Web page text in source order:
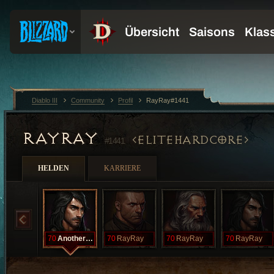
RAYRAY#1441 ELITEHARDCORE
HELDEN KARRIERE
70 AnotherOne 70 RayRay 70 RayRay 70 RayRay
Diablo III Community Profil RayRay#1441